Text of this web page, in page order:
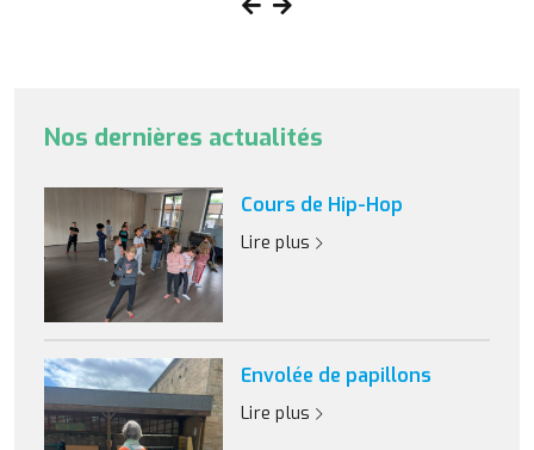
Nos dernières actualités
Cours de Hip-Hop
Lire plus
Envolée de papillons
Lire plus